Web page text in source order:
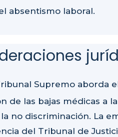
absentismo laboral.
Supremo aborda
de las bajas médicas a
no discriminación. La
del Tribunal de